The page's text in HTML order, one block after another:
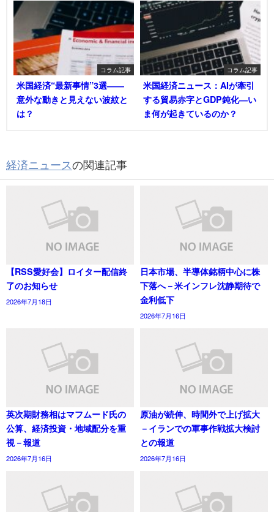
コラム記事
米国経済“最新事情”3選――
意外な動きと見えない波紋と
は？
コラム記事
米国経済ニュース：AIが牽引
する貿易赤字とGDP鈍化―い
ま何が起きているのか？
経済ニュースの関連記事
【RSS愛好会】ロイター配信終
了のお知らせ
2026年7月18日
日本市場、半導体銘柄中心に株
下落へ－米インフレ沈静期待で
金利低下
2026年7月16日
英次期財務相はマフムード氏の
公算、経済投資・地域配分を重
視－報道
2026年7月16日
原油が続伸、時間外で上げ拡大
－イランでの軍事作戦拡大検討
との報道
2026年7月16日